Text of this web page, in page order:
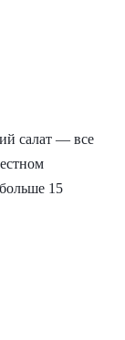
салат — все
15